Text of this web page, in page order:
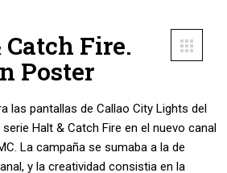
Fire.
Poster
las pantallas de Callao City Lights del
Halt & Catch Fire en el nuevo canal
La campaña se sumaba a la de
y la creatividad consistia en la